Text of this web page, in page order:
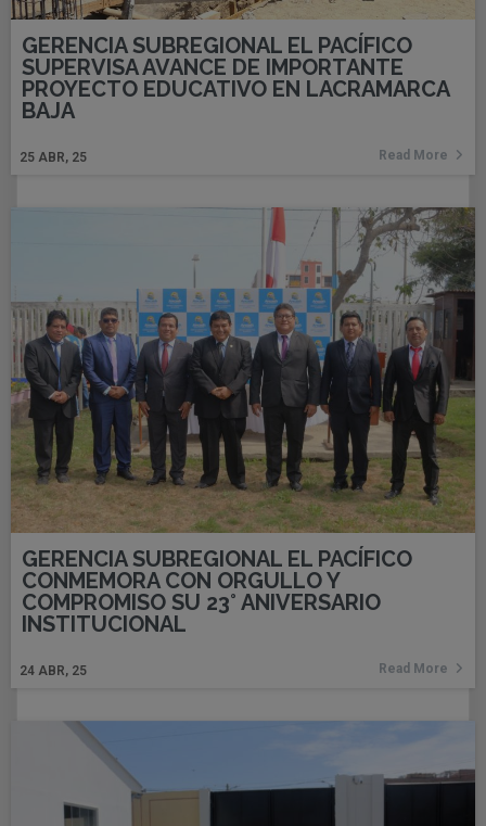
GERENCIA SUBREGIONAL EL PACÍFICO
SUPERVISA AVANCE DE IMPORTANTE
PROYECTO EDUCATIVO EN LACRAMARCA
BAJA
25 ABR, 25 Read More
GERENCIA SUBREGIONAL EL PACÍFICO
CONMEMORA CON ORGULLO Y
COMPROMISO SU 23° ANIVERSARIO
INSTITUCIONAL
24 ABR, 25 Read More